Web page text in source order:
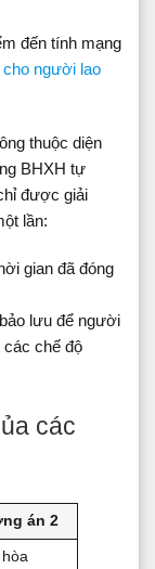
đến tính mạng
người lao
thuộc diện
BHXH tự
được giải
lần:
gian đã đóng
lưu để người
các chế độ
các
án 2